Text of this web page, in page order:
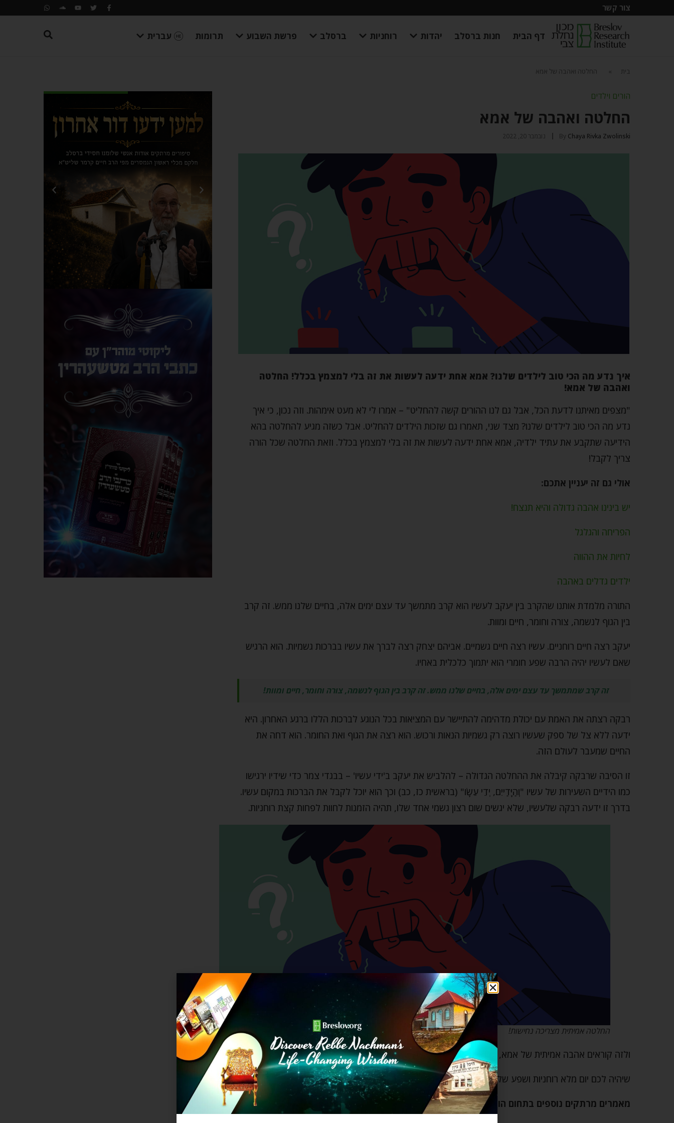
צור קשר
דף הבית חנות ברסלב יהדות רוחניות ברסלב פרשת השבוע תרומות עברית
בית החלטה ואהבה של אמא
הורים וילדים
החלטה ואהבה של אמא
By Chaya Rivka Zwolinski נובמבר 20, 2022
איך נדע מה הכי טוב לילדים שלנו? אמא אחת ידעה לעשות את זה בלי למצמץ בכלל! החלטה
ואהבה של אמא!
"מצפים מאיתנו לדעת הכל, אבל גם לנו ההורים קשה להחליט" – אמרו לי לא מעט אימהות. וזה נכון, כי איך
נדע מה הכי טוב לילדים שלנו? מצד שני, תאמרו גם שזכות הילדים להחליט. אבל כשזה מגיע להחלטה בהא
הידיעה שתקבע את עתיד ילדיה, אמא אחת ידעה לעשות את זה בלי למצמץ בכלל. וזאת החלטה שכל הורה
צריך לקבל!
אולי גם זה יעניין אתכם:
יש בינינו אהבה גדולה והיא תנצח!
הפריחה והגלגל
לחיות את ההווה
ילדים גדלים באהבה
התורה מלמדת אותנו שהקרב בין יעקב לעשיו הוא קרב מתמשך עד עצם ימים אלה, בחיים שלנו ממש. זה קרב
בין הגוף לנשמה, צורה וחומר, חיים ומוות.
יעקב רצה חיים רוחניים. עשיו רצה חיים גשמיים. אביהם יצחק רצה לברך את עשיו בברכות גשמיות. הוא הרגיש
שאם לעשיו יהיה הרבה שפע חומרי הוא יתמוך כלכלית באחיו.
זה קרב שמתמשך עד עצם ימים אלה, בחיים שלנו ממש. זה קרב בין הגוף לנשמה, צורה וחומר, חיים ומוות!
רבקה רצתה את האמת עם יכולת מדהימה להתיישר עם המציאות בכל הנוגע לברכות הללו ברגע האחרון. היא
ידעה ללא צל של ספק שעשיו רוצה רק גשמיות הנאות ורכוש. הוא רצה את הגוף ואת החומר. הוא דחה את
החיים שמעבר לעולם הזה.
זו הסיבה שרבקה קיבלה את ההחלטה הגדולה – להלביש את יעקב ב'ידי עשיו' – בבגדי צמר כדי שידיו ירגישו
כמו הידיים השעירות של עשיו "וְהַיָּדַייִם, יְדֵי עֵשָׂו" (בראשית כז, כב) וכך הוא יוכל לקבל את הברכות במקום עשיו.
בדרך זו ידעה רבקה שלעשיו, שלא יגשים שום רצון גשמי אחד שלו, תהיה הזמנות לחוות לפחות קצת רוחניות.
החלטה אמיתית מצריכה נחישות!
ולזה קוראים אהבה אמיתית של אמא, שהיא יודעת מה שהילד צריך גם אם הילד חושב אחרת.
שיהיה לכם יום מלא רוחניות ושפע של ברכות, אמן!
מאמרים מרתקים נוספים בתחום הורות וחינוך הילדים תמצאו בקישור הזה